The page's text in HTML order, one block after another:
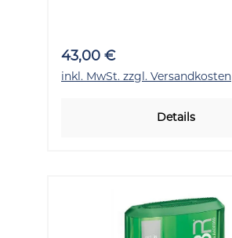
43,00 €
inkl. MwSt. zzgl. Versandkosten
Details